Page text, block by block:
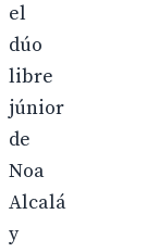
el
dúo
libre
júnior
de
Noa
Alcalá
y